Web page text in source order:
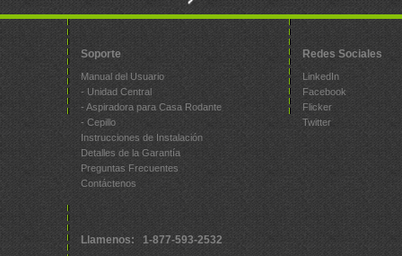
Soporte
Manual del Usuario
- Unidad Central
- Aspiradora para Casa Rodante
- Cepillo
Instrucciones de Instalación
Detalles de la Garantía
Preguntas Frecuentes
Contáctenos
Redes Sociales
LinkedIn
Facebook
Flicker
Twitter
Llamenos: 1-877-593-2532